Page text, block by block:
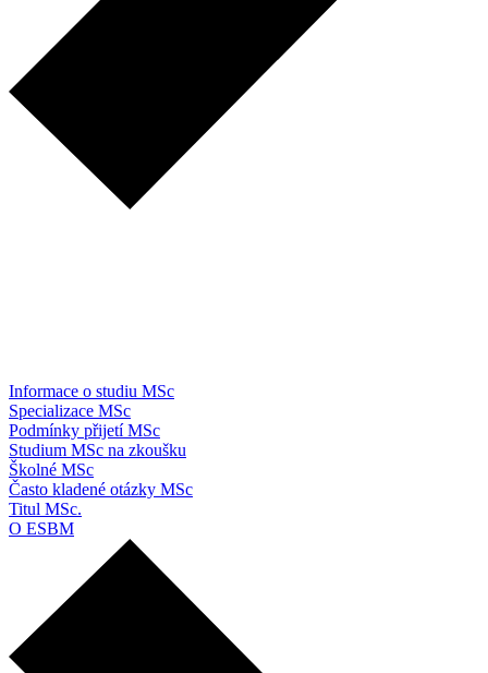
Informace o studiu MSc
Specializace MSc
Podmínky přijetí MSc
Studium MSc na zkoušku
Školné MSc
Často kladené otázky MSc
Titul MSc.
O ESBM